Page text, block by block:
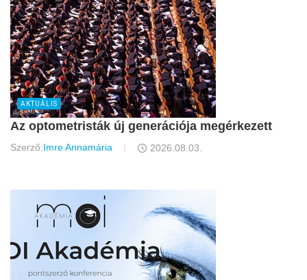
AKTUÁLIS
Az optometristák új generációja megérkezett
Szerző:Imre Annamária 2026.08.03.